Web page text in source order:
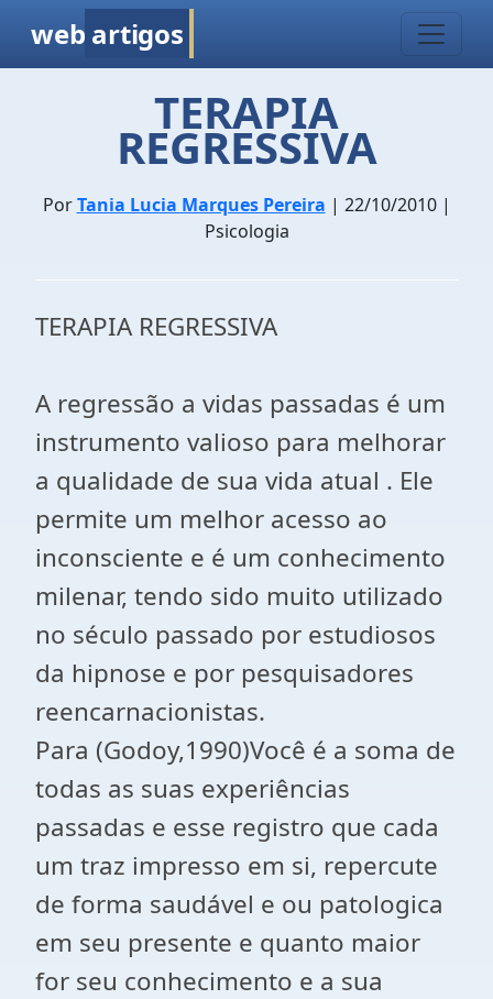
web artigos
TERAPIA
REGRESSIVA
PorTania Lucia Marques Pereira | 22/10/2010 |
Psicologia
TERAPIA REGRESSIVA
A regressão a vidas passadas é um
instrumento valioso para melhorar
a qualidade de sua vida atual . Ele
permite um melhor acesso ao
inconsciente e é um conhecimento
milenar, tendo sido muito utilizado
no século passado por estudiosos
da hipnose e por pesquisadores
reencarnacionistas.
Para (Godoy,1990)Você é a soma de
todas as suas experiências
passadas e esse registro que cada
um traz impresso em si, repercute
de forma saudável e ou patologica
em seu presente e quanto maior
for seu conhecimento e a sua